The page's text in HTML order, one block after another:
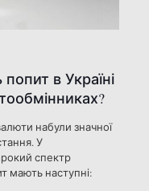
в Україні
набули значної
У
спектр
мають наступні: